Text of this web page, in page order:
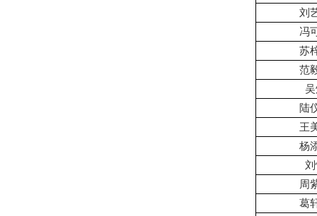
刘
冯
苏
范
陆
王
杨
周
葛